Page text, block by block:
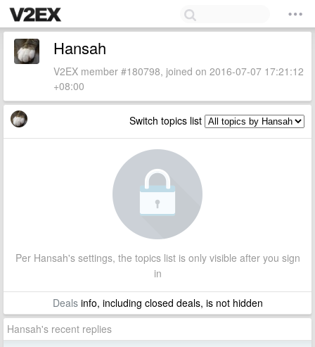
Hansah
V2EX member #180798, joined on 2016-07-07 17:21:12
+08:00
Switch topics list
Per Hansah's settings, the topics list is only visible after you sign
in
Dealsinfo, including closed deals, is not hidden
Hansah's recent replies